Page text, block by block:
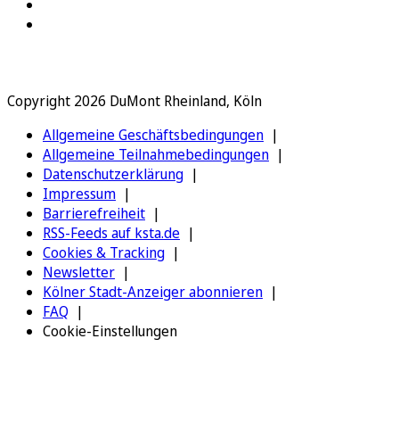
Copyright 2026 DuMont Rheinland, Köln
Allgemeine Geschäftsbedingungen
Allgemeine Teilnahmebedingungen
Datenschutzerklärung
Impressum
Barrierefreiheit
RSS-Feeds auf ksta.de
Cookies & Tracking
Newsletter
Kölner Stadt-Anzeiger abonnieren
FAQ
Cookie-Einstellungen